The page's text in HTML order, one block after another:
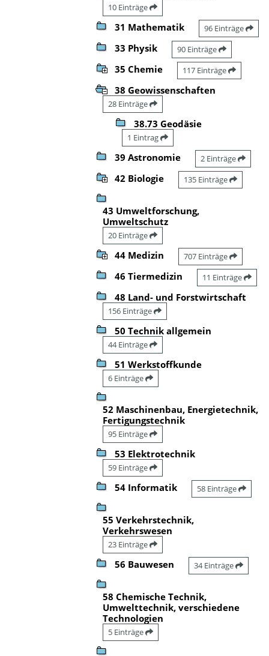
10 Einträge
31 Mathematik 96 Einträge
33 Physik 90 Einträge
35 Chemie 117 Einträge
38 Geowissenschaften
28 Einträge
38.73 Geodäsie
1 Eintrag
39 Astronomie 2 Einträge
42 Biologie 135 Einträge
43 Umweltforschung,
Umweltschutz
20 Einträge
44 Medizin 707 Einträge
46 Tiermedizin 11 Einträge
48 Land- und Forstwirtschaft
156 Einträge
50 Technik allgemein
44 Einträge
51 Werkstoffkunde
6 Einträge
52 Maschinenbau, Energietechnik,
Fertigungstechnik
95 Einträge
53 Elektrotechnik
59 Einträge
54 Informatik 58 Einträge
55 Verkehrstechnik,
Verkehrswesen
23 Einträge
56 Bauwesen 34 Einträge
58 Chemische Technik,
Umwelttechnik, verschiedene
Technologien
5 Einträge